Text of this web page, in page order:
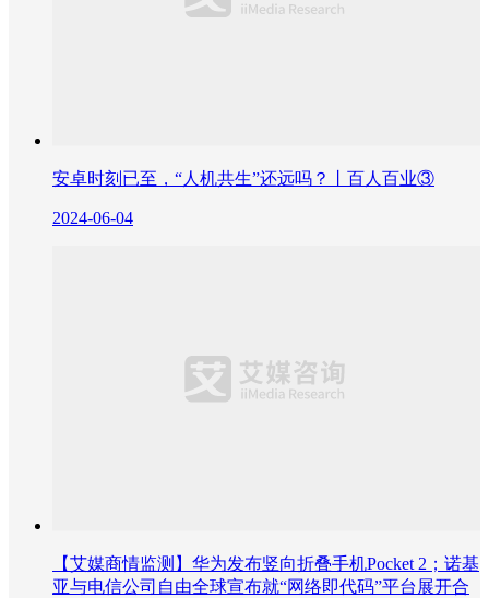
安卓时刻已至，“人机共生”还远吗？丨百人百业③
2024-06-04
【艾媒商情监测】华为发布竖向折叠手机Pocket 2；诺基
亚与电信公司自由全球宣布就“网络即代码”平台展开合